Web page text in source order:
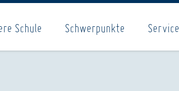
Schule Schwerpunkte Service